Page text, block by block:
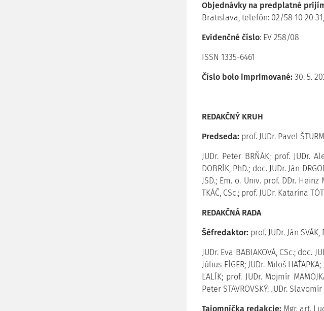
Objednávky na predplatné
Bratislava, telefón: 02/58 10 20
Evidenčné číslo: EV 258/08
ISSN 1335-6461
Číslo bolo imprimované: 30. 5.
REDAKČNÝ KRUH
Predseda: prof. JUDr. Pavel
JUDr. Peter BRŇÁK; prof. JUDr.
DOBRÍK, PhD.; doc. JUDr. Ján
JSD.; Em. o. Univ. prof. DDr. Heinz
TKÁČ, CSc.; prof. JUDr. Katarína
REDAKČNÁ RADA
Šéfredaktor: prof. JUDr. Ján SVÁK,
JUDr. Eva BABIAKOVÁ, CSc.; doc.
Július FÍGER; JUDr. Miloš
ĽALÍK; prof. JUDr. Mojmír
Peter STAVROVSKÝ; JUDr. Slavomír
Tajomníčka redakcie: Mgr. art.